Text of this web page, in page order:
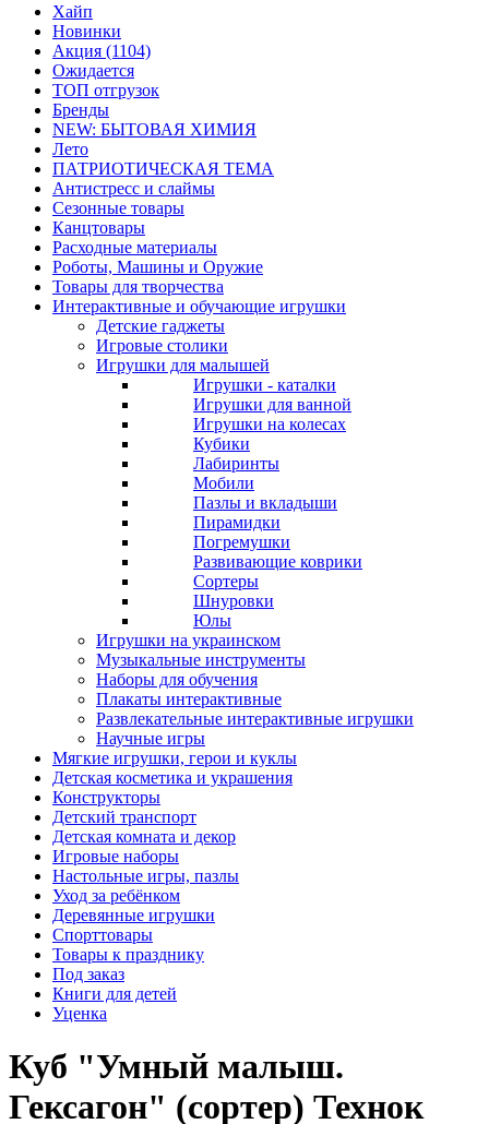
Хайп
Новинки
Акция (1104)
Ожидается
ТОП отгрузок
Бренды
NEW: БЫТОВАЯ ХИМИЯ
Лето
ПАТРИОТИЧЕСКАЯ ТЕМА
Антистресс и слаймы
Сезонные товары
Канцтовары
Расходные материалы
Роботы, Машины и Оружие
Товары для творчества
Интерактивные и обучающие игрушки
Детские гаджеты
Игровые столики
Игрушки для малышей
Игрушки - каталки
Игрушки для ванной
Игрушки на колесах
Кубики
Лабиринты
Мобили
Пазлы и вкладыши
Пирамидки
Погремушки
Развивающие коврики
Сортеры
Шнуровки
Юлы
Игрушки на украинском
Музыкальные инструменты
Наборы для обучения
Плакаты интерактивные
Развлекательные интерактивные игрушки
Научные игры
Мягкие игрушки, герои и куклы
Детская косметика и украшения
Конструкторы
Детский транспорт
Детская комната и декор
Игровые наборы
Настольные игры, пазлы
Уход за ребёнком
Деревянные игрушки
Спорттовары
Товары к празднику
Под заказ
Книги для детей
Уценка
Куб "Умный малыш.
Гексагон" (сортер) Технок